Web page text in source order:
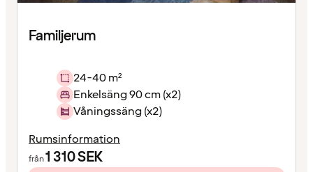
Familjerum
24-40 m²
Enkelsäng 90 cm (x2)
Våningssäng (x2)
Rumsinformation
från1 310SEK